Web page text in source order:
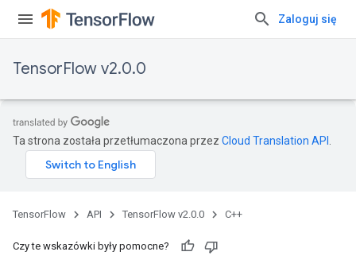
Zaloguj się
TensorFlow v2.0.0
Ta strona została przetłumaczona przez Cloud Translation API
TensorFlow API TensorFlow v2.0.0 C++
Czy te wskazówki były pomocne?